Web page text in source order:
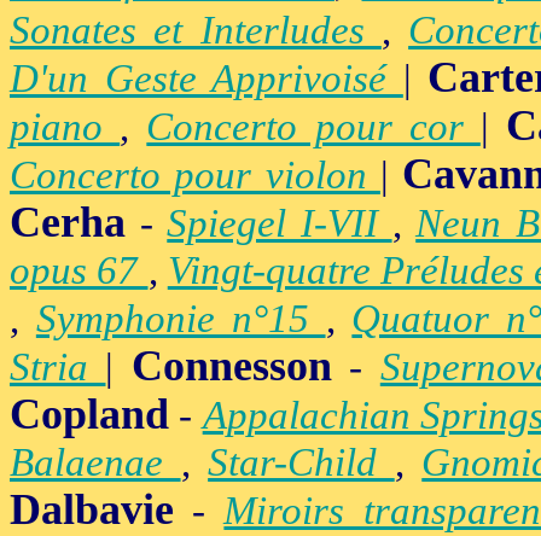
Sonates et Interludes ,
D'un Geste Apprivoisé |
piano , Concerto pour cor |
Concerto pour violon |
Cerha -Spiegel I-VII ,Neun
opus 67 , Vingt-quatre Préludes
, Symphonie n°15 , Quatuor
Stria | Connesson-
Copland -Appalachian
Balaenae ,Star-Child ,
Dalbavie -Miroirs